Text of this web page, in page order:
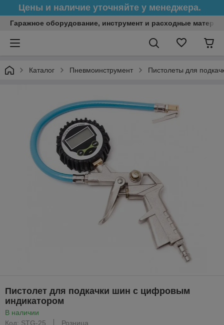
Цены и наличие уточняйте у менеджера.
Гаражное оборудование, инструмент и расходные
Каталог Пневмоинструмент Пистолеты для
Пистолет для подкачки шин с цифровым
индикатором
В наличии
Код: STG-25
Розница